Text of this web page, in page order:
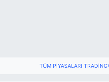
TÜM PIYASALARI